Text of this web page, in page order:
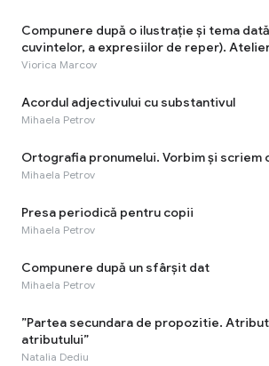
Compunere după o ilustrație și tema
cuvintelor, a expresiilor de reper).
Munca - cea mai rodnică odihnă!
Viorica Marcov
Acordul adjectivului cu substantivul
Mihaela Petrov
Ortografia pronumelui. Vorbim și scriem
Mihaela Petrov
Presa periodică pentru copii
Mihaela Petrov
Compunere după un sfârșit dat
Mihaela Petrov
”Partea secundara de propozitie.
atributului”
Natalia Dediu